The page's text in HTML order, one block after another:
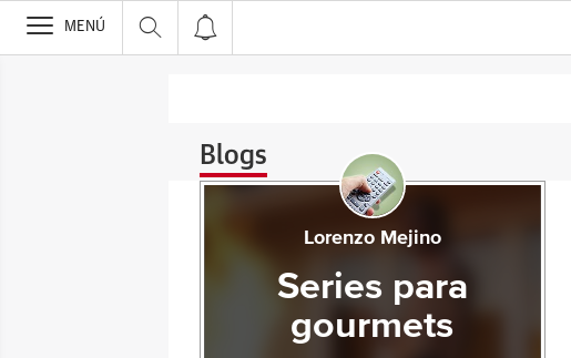
>
MENÚ
Blogs
Lorenzo Mejino
Series para
gourmets